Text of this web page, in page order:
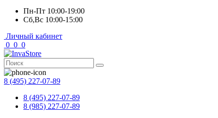
Пн-Пт 10:00-19:00
Сб,Вс 10:00-15:00
Личный кабинет
0 0 0
8 (495) 227-07-89
8 (495) 227-07-89
8 (985) 227-07-89